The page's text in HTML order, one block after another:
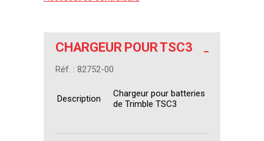
CHARGEUR POUR TSC3
Réf. : 82752-00
Description
Chargeur pour batteries
de Trimble TSC3